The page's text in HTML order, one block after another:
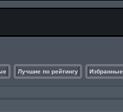
Лучшие по рейтингу Избранные